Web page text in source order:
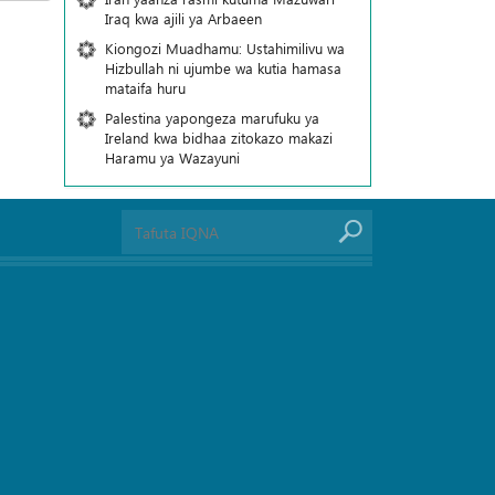
Iraq kwa ajili ya Arbaeen
Kiongozi Muadhamu: Ustahimilivu wa
Hizbullah ni ujumbe wa kutia hamasa
mataifa huru
Palestina yapongeza marufuku ya
Ireland kwa bidhaa zitokazo makazi
Haramu ya Wazayuni